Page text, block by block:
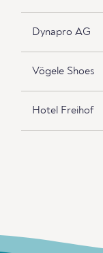
Dynapro AG
Vögele Shoes
Hotel Freihof